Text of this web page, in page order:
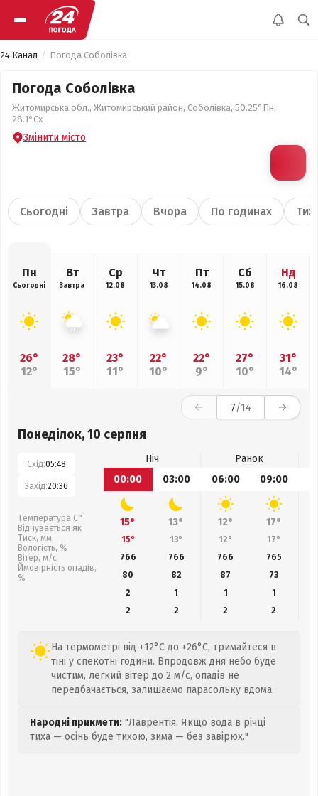
24 Канал Погода Соболівка
Погода Соболівка
Житомирська обл., Житомирський район, Соболівка, 50.25°Пн,
28.1°Сх
Змінити місто
Сьогодні Завтра Вчора По годинах
Пн
Сьогодні
26°
12°
Вт
Завтра
28°
15°
Ср
12.08
23°
11°
Чт
13.08
22°
10°
Пт
14.08
22°
9°
Сб
15.08
27°
10°
Нд
16.08
31°
14°
7/14
Понеділок, 10 серпня
Схід:05:48
Захід:20:36
Температура С°
Відчувається як
Тиск, мм
Вологість, %
Вітер, м/с
Ймовірність опадів,
%
Ніч
Ранок
00:00
03:00 06:00 09:00
15° 13° 12° 17°
15° 13° 12° 17°
766
766 766 765
80
82 87 73
2
1 1
1
2
2 2 2
На термометрі від +12°C до +26°C, тримайтеся в
тіні у спекотні години. Впродовж дня небо буде
чистим, легкий вітер до 2 м/с, опадів не
передбачається, залишаємо парасольку вдома.
Народні прикмети: "Лаврентія. Якщо вода в річці
тиха — осінь буде тихою, зима — без завірюх."